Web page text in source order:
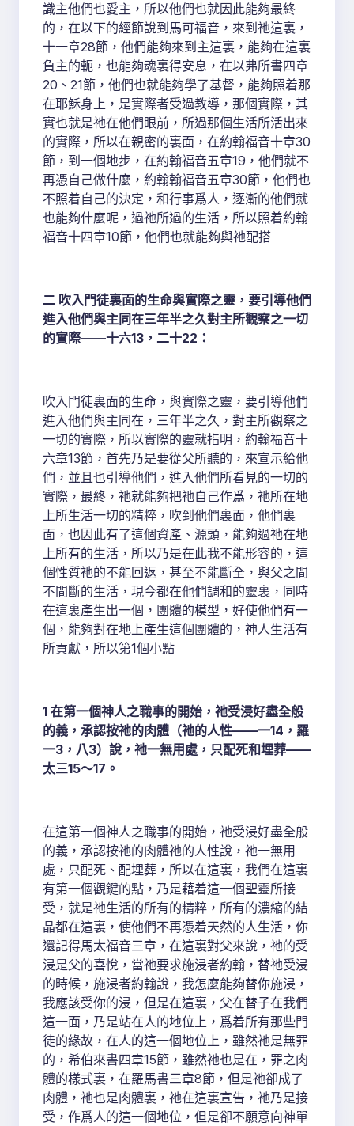
識主他們也愛主，所以他們也就因此能夠最終
的，在以下的經節說到馬可福音，來到祂這裏，
十一章28節，他們能夠來到主這裏，能夠在這裏
負主的軛，也能夠魂裏得安息，在以弗所書四章
20、21節，他們也就能夠學了基督，能夠照着那
在耶穌身上，是實際者受過教導，那個實際，其
實也就是祂在他們眼前，所過那個生活所活出來
的實際，所以在親密的裏面，在約翰福音十章30
節，到一個地步，在約翰福音五章19，他們就不
再憑自己做什麼，約翰翰福音五章30節，他們也
不照着自己的決定，和行事爲人，逐漸的他們就
也能夠什麼呢，過祂所過的生活，所以照着約翰
福音十四章10節，他們也就能夠與祂配搭
二 吹入門徒裏面的生命與實際之靈，要引導他們
進入他們與主同在三年半之久對主所觀察之一切
的實際——十六13，二十22：
吹入門徒裏面的生命，與實際之靈，要引導他們
進入他們與主同在，三年半之久，對主所觀察之
一切的實際，所以實際的靈就指明，約翰福音十
六章13節，首先乃是要從父所聽的，來宣示給他
們，並且也引導他們，進入他們所看見的一切的
實際，最終，祂就能夠把祂自己作爲，祂所在地
上所生活一切的精粹，吹到他們裏面，他們裏
面，也因此有了這個資產、源頭，能夠過祂在地
上所有的生活，所以乃是在此我不能形容的，這
個性質祂的不能回返，甚至不能斷全，與父之間
不間斷的生活，現今都在他們調和的靈裏，同時
在這裏產生出一個，團體的模型，好使他們有一
個，能夠對在地上產生這個團體的，神人生活有
所貢獻，所以第1個小點
1 在第一個神人之職事的開始，祂受浸好盡全般
的義，承認按祂的肉體（祂的人性——一14，羅
一3，八3）說，祂一無用處，只配死和埋葬——
太三15～17。
在這第一個神人之職事的開始，祂受浸好盡全般
的義，承認按祂的肉體祂的人性說，祂一無用
處，只配死、配埋葬，所以在這裏，我們在這裏
有第一個觀鍵的點，乃是藉着這一個聖靈所接
受，就是祂生活的所有的精粹，所有的濃縮的結
晶都在這裏，使他們不再憑着天然的人生活，你
還記得馬太福音三章，在這裏對父來說，祂的受
浸是父的喜悅，當祂要求施浸者約翰，替祂受浸
的時候，施浸者約翰說，我怎麼能夠替你施浸，
我應該受你的浸，但是在這裏，父在替子在我們
這一面，乃是站在人的地位上，爲着所有那些門
徒的緣故，在人的這一個地位上，雖然祂是無罪
的，希伯來書四章15節，雖然祂也是在，罪之肉
體的樣式裏，在羅馬書三章8節，但是祂卻成了
肉體，祂也是肉體裏，祂在這裏宣告，祂乃是接
受，作爲人的這一個地位，但是卻不願意向神單